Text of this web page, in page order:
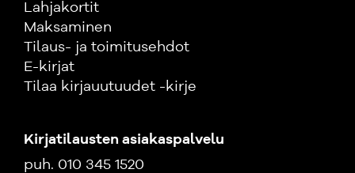
Lahjakortit
Maksaminen
Tilaus- ja toimitusehdot
E-kirjat
Tilaa kirjauutuudet -kirje
Kirjatilausten asiakaspalvelu
puh. 010 345 1520